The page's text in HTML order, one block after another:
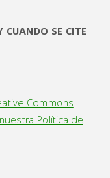
CUANDO SE CITE
Commons
Política de